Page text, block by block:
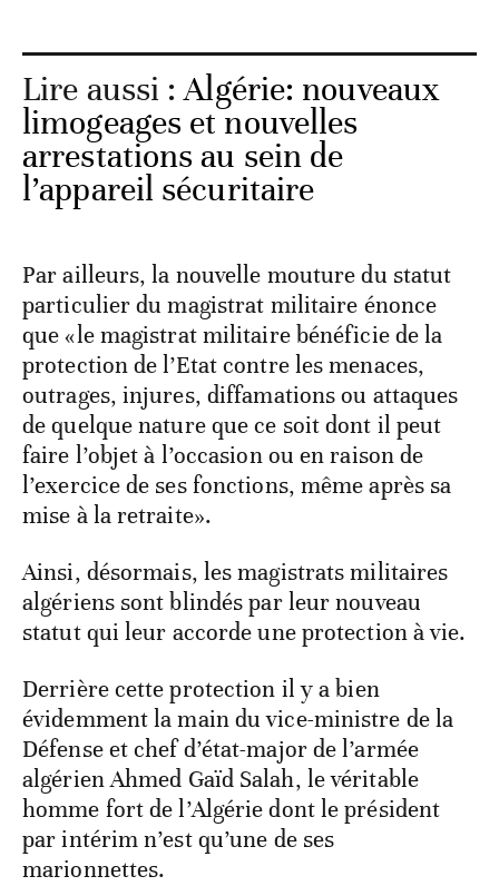
Lire aussi :Algérie: nouveaux
limogeages et nouvelles
arrestations au sein de
l’appareil sécuritaire
Par ailleurs, la nouvelle mouture du statut
particulier du magistrat militaire énonce
que «le magistrat militaire bénéficie de la
protection de l’Etat contre les menaces,
outrages, injures, diffamations ou attaques
de quelque nature que ce soit dont il peut
faire l’objet à l’occasion ou en raison de
l’exercice de ses fonctions, même après sa
mise à la retraite».
Ainsi, désormais, les magistrats militaires
algériens sont blindés par leur nouveau
statut qui leur accorde une protection à vie.
Derrière cette protection il y a bien
évidemment la main du vice-ministre de la
Défense et chef d’état-major de l’armée
algérien Ahmed Gaïd Salah, le véritable
homme fort de l’Algérie dont le président
par intérim n’est qu’une de ses
marionnettes.